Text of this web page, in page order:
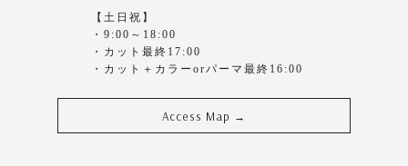
【土日祝】
・9:00～18:00
・カット最終17:00
・カット＋カラーorパーマ最終16:00
Access Map →